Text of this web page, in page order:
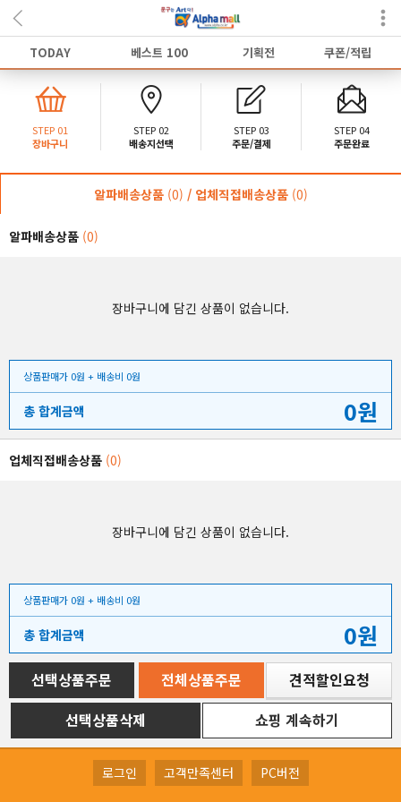
TODAY 베스트 100 기획전 쿠폰/적립
STEP 01
장바구니
STEP 02
배송지선택
STEP 03
주문/결제
STEP 04
주문완료
알파배송상품 (0) / 업체직접배송상품 (0)
알파배송상품 (0)
장바구니에 담긴 상품이 없습니다.
상품판매가 0원 + 배송비 0원
총 합계금액 0원
업체직접배송상품 (0)
장바구니에 담긴 상품이 없습니다.
상품판매가 0원 + 배송비 0원
총 합계금액 0원
선택상품주문 전체상품주문
견적할인요청
선택상품삭제
쇼핑 계속하기
로그인 고객만족센터 PC버전